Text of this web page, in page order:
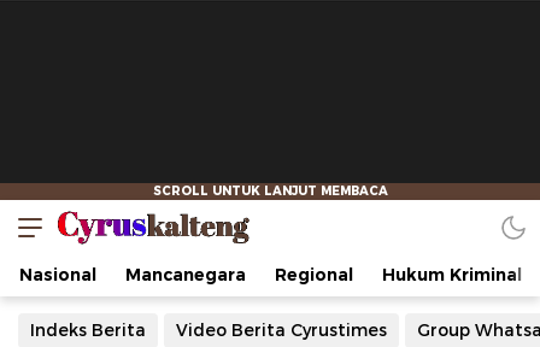
Nasional Mancanegara Regional Hukum Kriminal
Indeks Berita Video Berita Cyrustimes Group